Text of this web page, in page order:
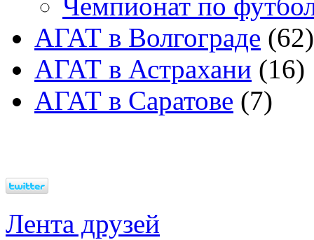
Чемпионат по
АГАТ в Волгограде (62)
АГАТ в Астрахани (16)
АГАТ в Саратове (7)
Лента друзей